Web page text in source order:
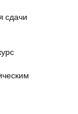
сдачи